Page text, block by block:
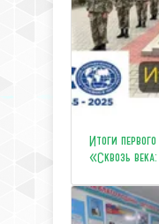
Итоги
«Сквозь